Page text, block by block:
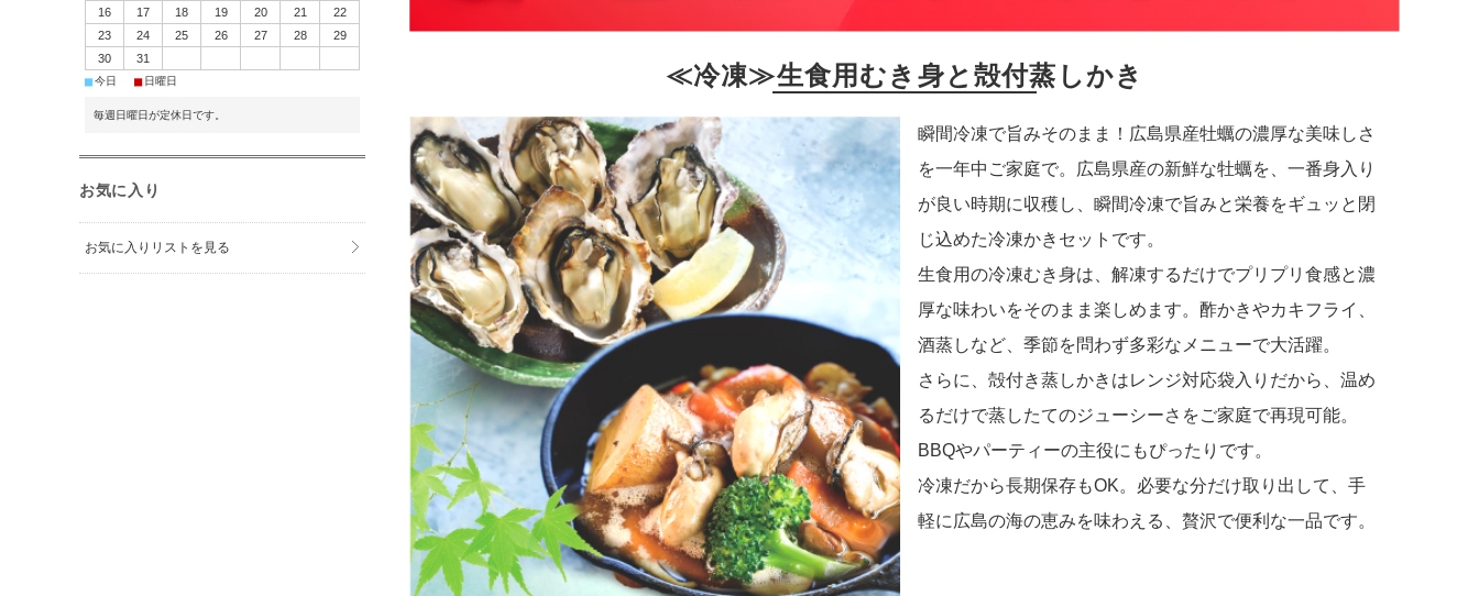
≪冷凍≫生食用むき身と殻付蒸しかき
瞬間冷凍で旨みそのまま！広島県産牡蠣の濃厚な美味しさ
を一年中ご家庭で。広島県産の新鮮な牡蠣を、一番身入り
が良い時期に収穫し、瞬間冷凍で旨みと栄養をギュッと閉
じ込めた冷凍かきセットです。
生食用の冷凍むき身は、解凍するだけでプリプリ食感と濃
厚な味わいをそのまま楽しめます。酢かきやカキフライ、
酒蒸しなど、季節を問わず多彩なメニューで大活躍。
さらに、殻付き蒸しかきはレンジ対応袋入りだから、温め
るだけで蒸したてのジューシーさをご家庭で再現可能。
BBQやパーティーの主役にもぴったりです。
冷凍だから長期保存もOK。必要な分だけ取り出して、手
軽に広島の海の恵みを味わえる、贅沢で便利な一品です。
16
17 18 19 20 21
22
23
24 25 26 27 28
29
30
31
■今日 ■ 日曜日
毎週日曜日が定休日です。
お気に入り
お気に入りリストを見る